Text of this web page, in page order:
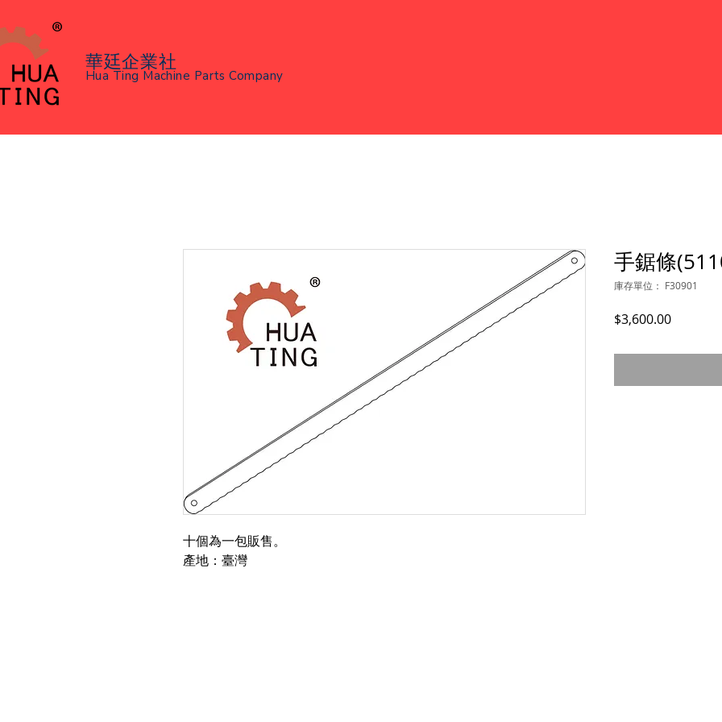
華廷企業社
Hua Ting Machine Parts Company
十個為一包販售。
產地：臺灣
手鋸條
庫存單位： F30901
$3,600.00價